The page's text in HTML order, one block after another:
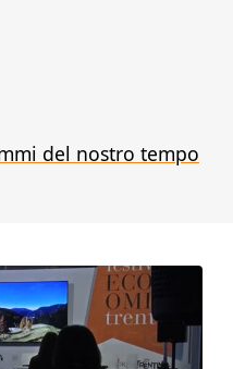
del nostro tempo